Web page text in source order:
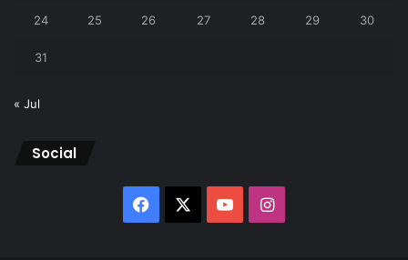
24 25 26 27 28 29 30
31
« Jul
Social
Facebook YouTubeInstagram